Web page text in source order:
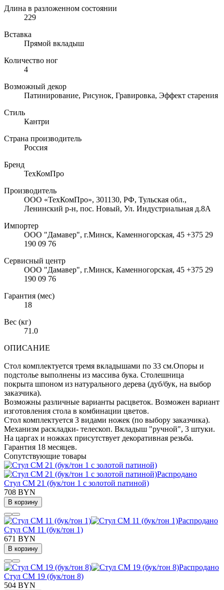
Длина в разложенном состоянии
229
Вставка
Прямой вкладыш
Количество ног
4
Возможный декор
Патинирование, Рисунок, Гравировка, Эффект старения
Стиль
Кантри
Страна производитель
Россия
Бренд
ТехКомПро
Производитель
ООО «ТехКомПро», 301130, РФ, Тульская обл.,
Ленинский р-н, пос. Новый, Ул. Индустриальная д.8А
Импортер
ООО "Дамавер", г.Минск, Каменногорская, 45 +375 29
190 09 76
Сервисный центр
ООО "Дамавер", г.Минск, Каменногорская, 45 +375 29
190 09 76
Гарантия (мес)
18
Вес (кг)
71.0
ОПИСАНИЕ
Стол комплектуется тремя вкладышами по 33 см.Опоры и
подстолье выполнены из массива бука. Столешница
покрыта шпоном из натурального дерева (дуб/бук, на выбор
заказчика).
Возможны различные варианты расцветок. Возможен вариант
изготовления стола в комбинации цветов.
Стол комплектуется 3 видами ножек (по выбору заказчика).
Механизм раскладки- телескоп. Вкладыш "ручной", 3 штуки.
На царгах и ножках присутствует декоративная резьба.
Гарантия 18 месяцев.
Сопутствующие товары
Распродано
Стул СМ 21 (бук/тон 1 с золотой патиной)
708 BYN
В корзину
Распродано
Стул СМ 11 (бук/тон 1)
671 BYN
В корзину
Распродано
Стул СМ 19 (бук/тон 8)
504 BYN